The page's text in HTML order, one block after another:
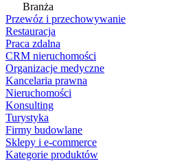
Branża
Przewóz i przechowywanie
Restauracja
Praca zdalna
CRM nieruchomości
Organizacje medyczne
Kancelaria prawna
Nieruchomości
Konsulting
Turystyka
Firmy budowlane
Sklepy i e-commerce
Kategorie produktów